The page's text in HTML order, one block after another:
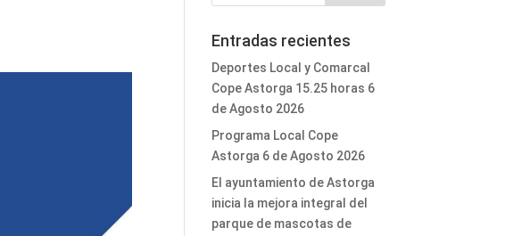
Entradas recientes
Deportes Local y Comarcal
Cope Astorga 15.25 horas 6
de Agosto 2026
Programa Local Cope
Astorga 6 de Agosto 2026
El ayuntamiento de Astorga
inicia la mejora integral del
parque de mascotas de